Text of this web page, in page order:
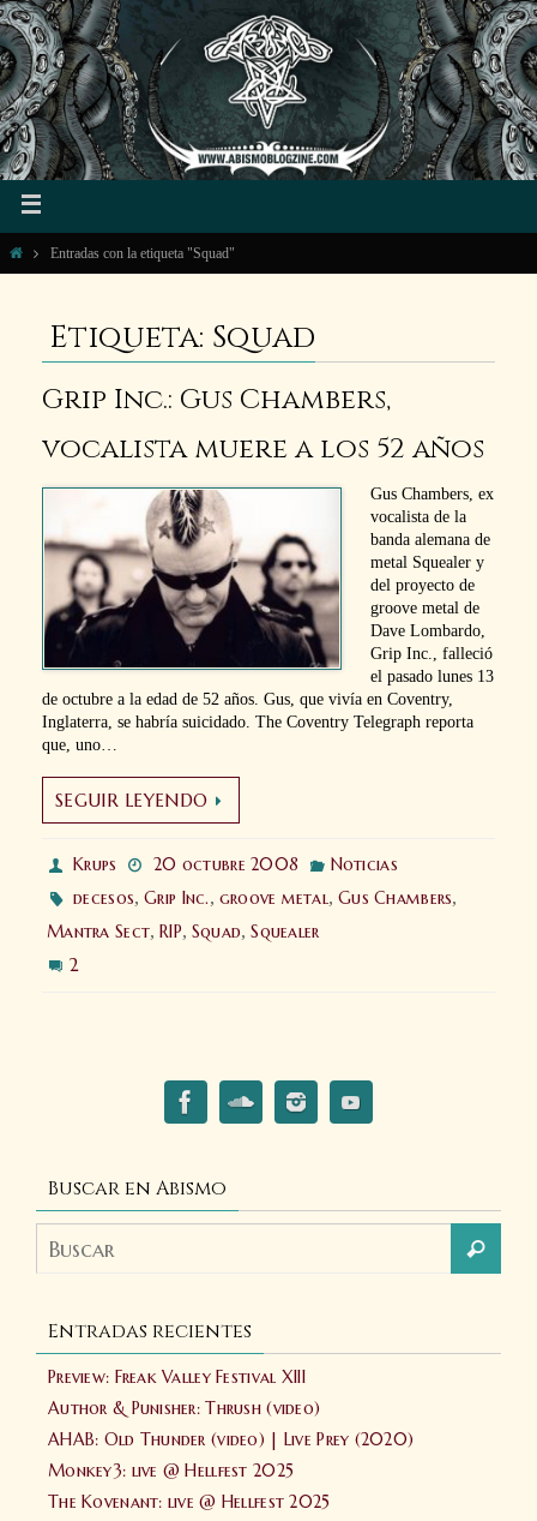
Entradas con la etiqueta "Squad"
Etiqueta: Squad
Grip Inc.: Gus Chambers,
vocalista muere a los 52 años
Gus Chambers, ex
vocalista de la
banda alemana de
metal Squealer y
del proyecto de
groove metal de
Dave Lombardo,
Grip Inc., falleció
el pasado lunes 13
de octubre a la edad de 52 años. Gus, que vivía en Coventry,
Inglaterra, se habría suicidado. The Coventry Telegraph reporta
que, uno…
SEGUIR LEYENDO
Krups 20 octubre 2008
Noticias
decesos,Grip Inc., groove metal,Gus Chambers,
Mantra Sect,RIP, Squad,Squealer
2
Buscar en Abismo
Entradas recientes
Preview: Freak Valley Festival XIII
Author & Punisher: Thrush (video)
AHAB: Old Thunder (video) | Live Prey (2020)
Monkey3: live @ Hellfest 2025
The Kovenant: live @ Hellfest 2025